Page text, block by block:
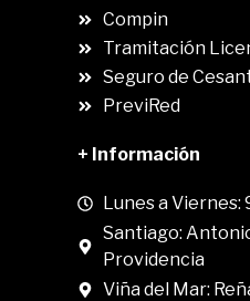
Compin
Tramitación
Seguro de
PreviRed
+ Información
Lunes a Viernes:
Santiago:
Providencia
Viña del Mar: